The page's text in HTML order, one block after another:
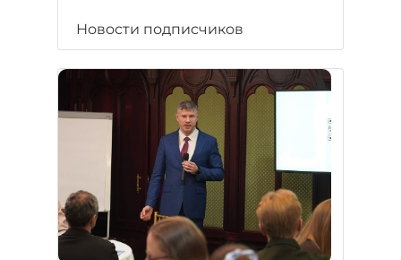
Новости подписчиков